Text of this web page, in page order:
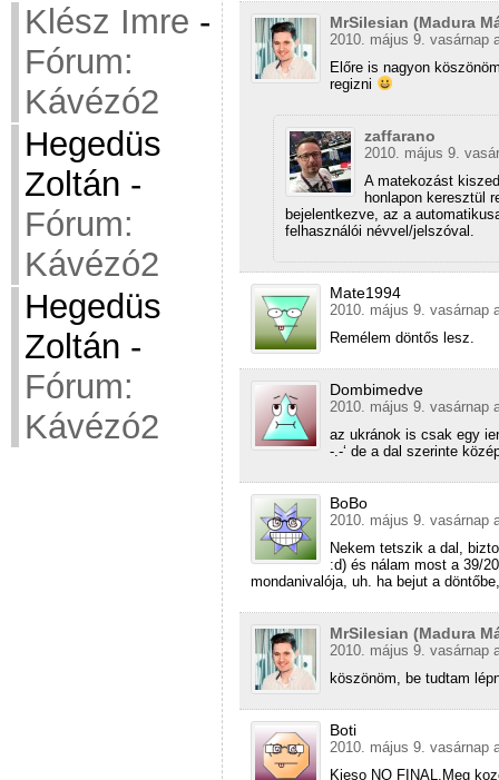
Klész Imre -
Fórum:
Kávézó2
Hegedüs
Zoltán -
Fórum:
Kávézó2
Hegedüs
Zoltán -
Fórum:
Kávézó2
MrSilesian (Madura
2010. május 9. vasárnap
Előre is nagyon
regizni
zaffarano
2010. május 9.
A matekozást
honlapon keresztül
bejelentkezve, az a
felhasználói névvel/jelszóval.
Mate1994
2010. május 9. vasárnap
Remélem döntős lesz.
Dombimedve
2010. május 9. vasárnap
az ukránok is csak egy
-.-‘ de a dal szerinte
BoBo
2010. május 9. vasárnap
Nekem tetszik a dal,
:d) és nálam most a 39/
mondanivalója, uh. ha bejut a
MrSilesian (Madura
2010. május 9. vasárnap
köszönöm, be tudtam
Boti
2010. május 9. vasárnap
Kieso NO FINAL.Meg